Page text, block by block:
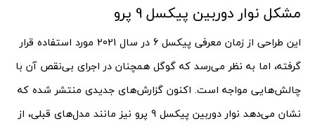
مشکل نوار دوربین پیکسل 9 پرو
این طراحی از زمان معرفی پیکسل 6 در سال 2021 مورد استفاده قرار
گرفته، اما به نظر می‌رسد که گوگل همچنان در اجرای بی‌نقص آن با
چالش‌هایی مواجه است. اکنون گزارش‌های جدیدی منتشر شده که
نشان می‌دهد نوار دوربین پیکسل 9 پرو نیز مانند مدل‌های قبلی، از